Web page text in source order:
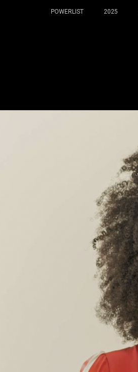
POWERLIST 2025